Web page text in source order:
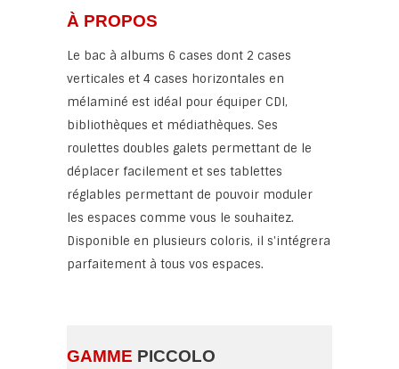
À PROPOS
Le bac à albums 6 cases dont 2 cases
verticales et 4 cases horizontales en
mélaminé est idéal pour équiper CDI,
bibliothèques et médiathèques. Ses
roulettes doubles galets permettant de le
déplacer facilement et ses tablettes
réglables permettant de pouvoir moduler
les espaces comme vous le souhaitez.
Disponible en plusieurs coloris, il s'intégrera
parfaitement à tous vos espaces.
GAMME PICCOLO